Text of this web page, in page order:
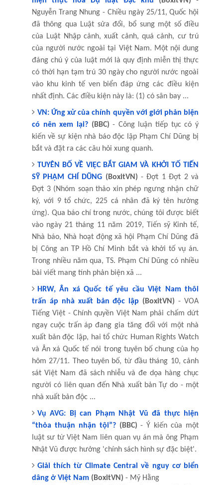
Nguyễn Trang Nhung - Chiều ngày 25/11, Quốc hội
đã thông qua Luật sửa đổi, bổ sung một số điều
của Luật Nhập cảnh, xuất cảnh, quá cảnh, cư trú
của người nước ngoài tại Việt Nam. Một nội dung
đáng chú ý của luật mới là quy định miễn thị thực
có thời hạn tạm trú 30 ngày cho người nước ngoài
vào khu kinh tế ven biển đáp ứng các điều kiện
nhất định. Các điều kiện này là: (1) có sân bay ...
VN: Ứng xử của chính quyền với giới phản biện
có nên xem lại?(BBC) - Công luận tiếp tục có ý
kiến về sự kiện nhà báo độc lập Phạm Chí Dũng bị
bắt và đặt ra các câu hỏi xung quanh.
TUYÊN BỐ VỀ VIỆC BẮT GIAM VÀ KHỞI TỐ TIẾN
SỸ PHẠM CHÍ DŨNG (BoxitVN) - Đợt 1 Đợt 2 và
Đợt 3 (Nhóm soạn thảo xin phép ngưng nhận chữ
ký, với 9 tổ chức, 225 cá nhân đã ký tên hưởng
ứng). Qua báo chí trong nước, chúng tôi được biết
vào ngày 21 tháng 11 năm 2019, Tiến sỹ Kinh tế,
Nhà báo, Nhà hoạt động xã hội Phạm Chí Dũng đã
bị Công an TP Hồ Chí Minh bắt và khởi tố vụ án.
Trong nhiều năm qua, TS. Phạm Chí Dũng có nhiều
bài viết mang tính phản biện xã ...
HRW, Ân xá Quốc tế yêu cầu Việt Nam thôi
trấn áp nhà xuất bản độc lập (BoxitVN) - VOA
Tiếng Việt - Chính quyền Việt Nam phải chấm dứt
ngay cuộc trấn áp đang gia tăng đối với một nhà
xuất bản độc lập, hai tổ chức Human Rights Watch
và Ân xá Quốc tế nói trong tuyên bố chung của họ
hôm 27/11. Theo tuyên bố, từ đầu tháng 10, cảnh
sát Việt Nam đã sách nhiễu và đe dọa hàng chục
người có liên quan đến Nhà xuất bản Tự do - một
nhà xuất bản độc ...
Vụ AVG: Bị can Phạm Nhật Vũ đã thực hiện
“thỏa thuận nhận tội”?(BBC) - Ý kiến của một
luật sư từ Việt Nam liên quan vụ án mà ông Phạm
Nhật Vũ được hưởng 'chính sách hình sự đặc biệt'.
Giải thích từ Climate Central về nguy cơ biển
dâng ở Việt Nam(BoxitVN) - Mỹ Hằng